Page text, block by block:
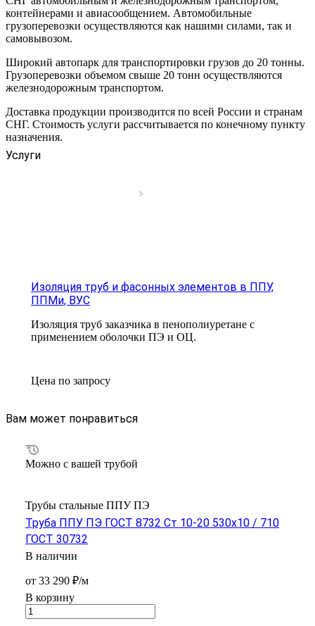
контейнерами и авиасообщением. Автомобильные
грузоперевозки осуществляются как нашими силами, так и
самовывозом.
Широкий автопарк для транспортировки грузов до 20 тонны.
Грузоперевозки объемом свыше 20 тонн осуществляются
железнодорожным транспортом.
Доставка продукции производится по всей России и странам
СНГ. Стоимость услуги рассчитывается по конечному пункту
назначения.
Услуги
Изоляция труб и фасонных элементов в ППУ,
ППМи, ВУС
Изоляция труб заказчика в пенополиуретане с
применением оболочки ПЭ и ОЦ.
Цена по запросу
Вам может понравиться
Можно с вашей трубой
Трубы стальные ППУ ПЭ
Труба ППУ ПЭ ГОСТ 8732 Ст 10-20 530x10 / 710
ГОСТ 30732
В наличии
от 33 290 ₽/м
В корзину